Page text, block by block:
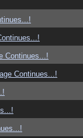
Continues...!
Continues...!